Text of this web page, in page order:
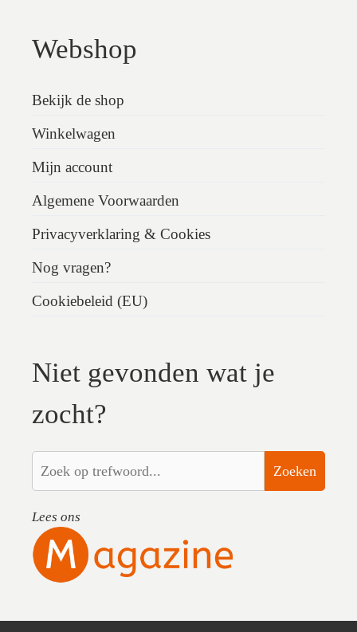
Webshop
Bekijk de shop
Winkelwagen
Mijn account
Algemene Voorwaarden
Privacyverklaring & Cookies
Nog vragen?
Cookiebeleid (EU)
Niet gevonden wat je
zocht?
Zoeken
Lees ons